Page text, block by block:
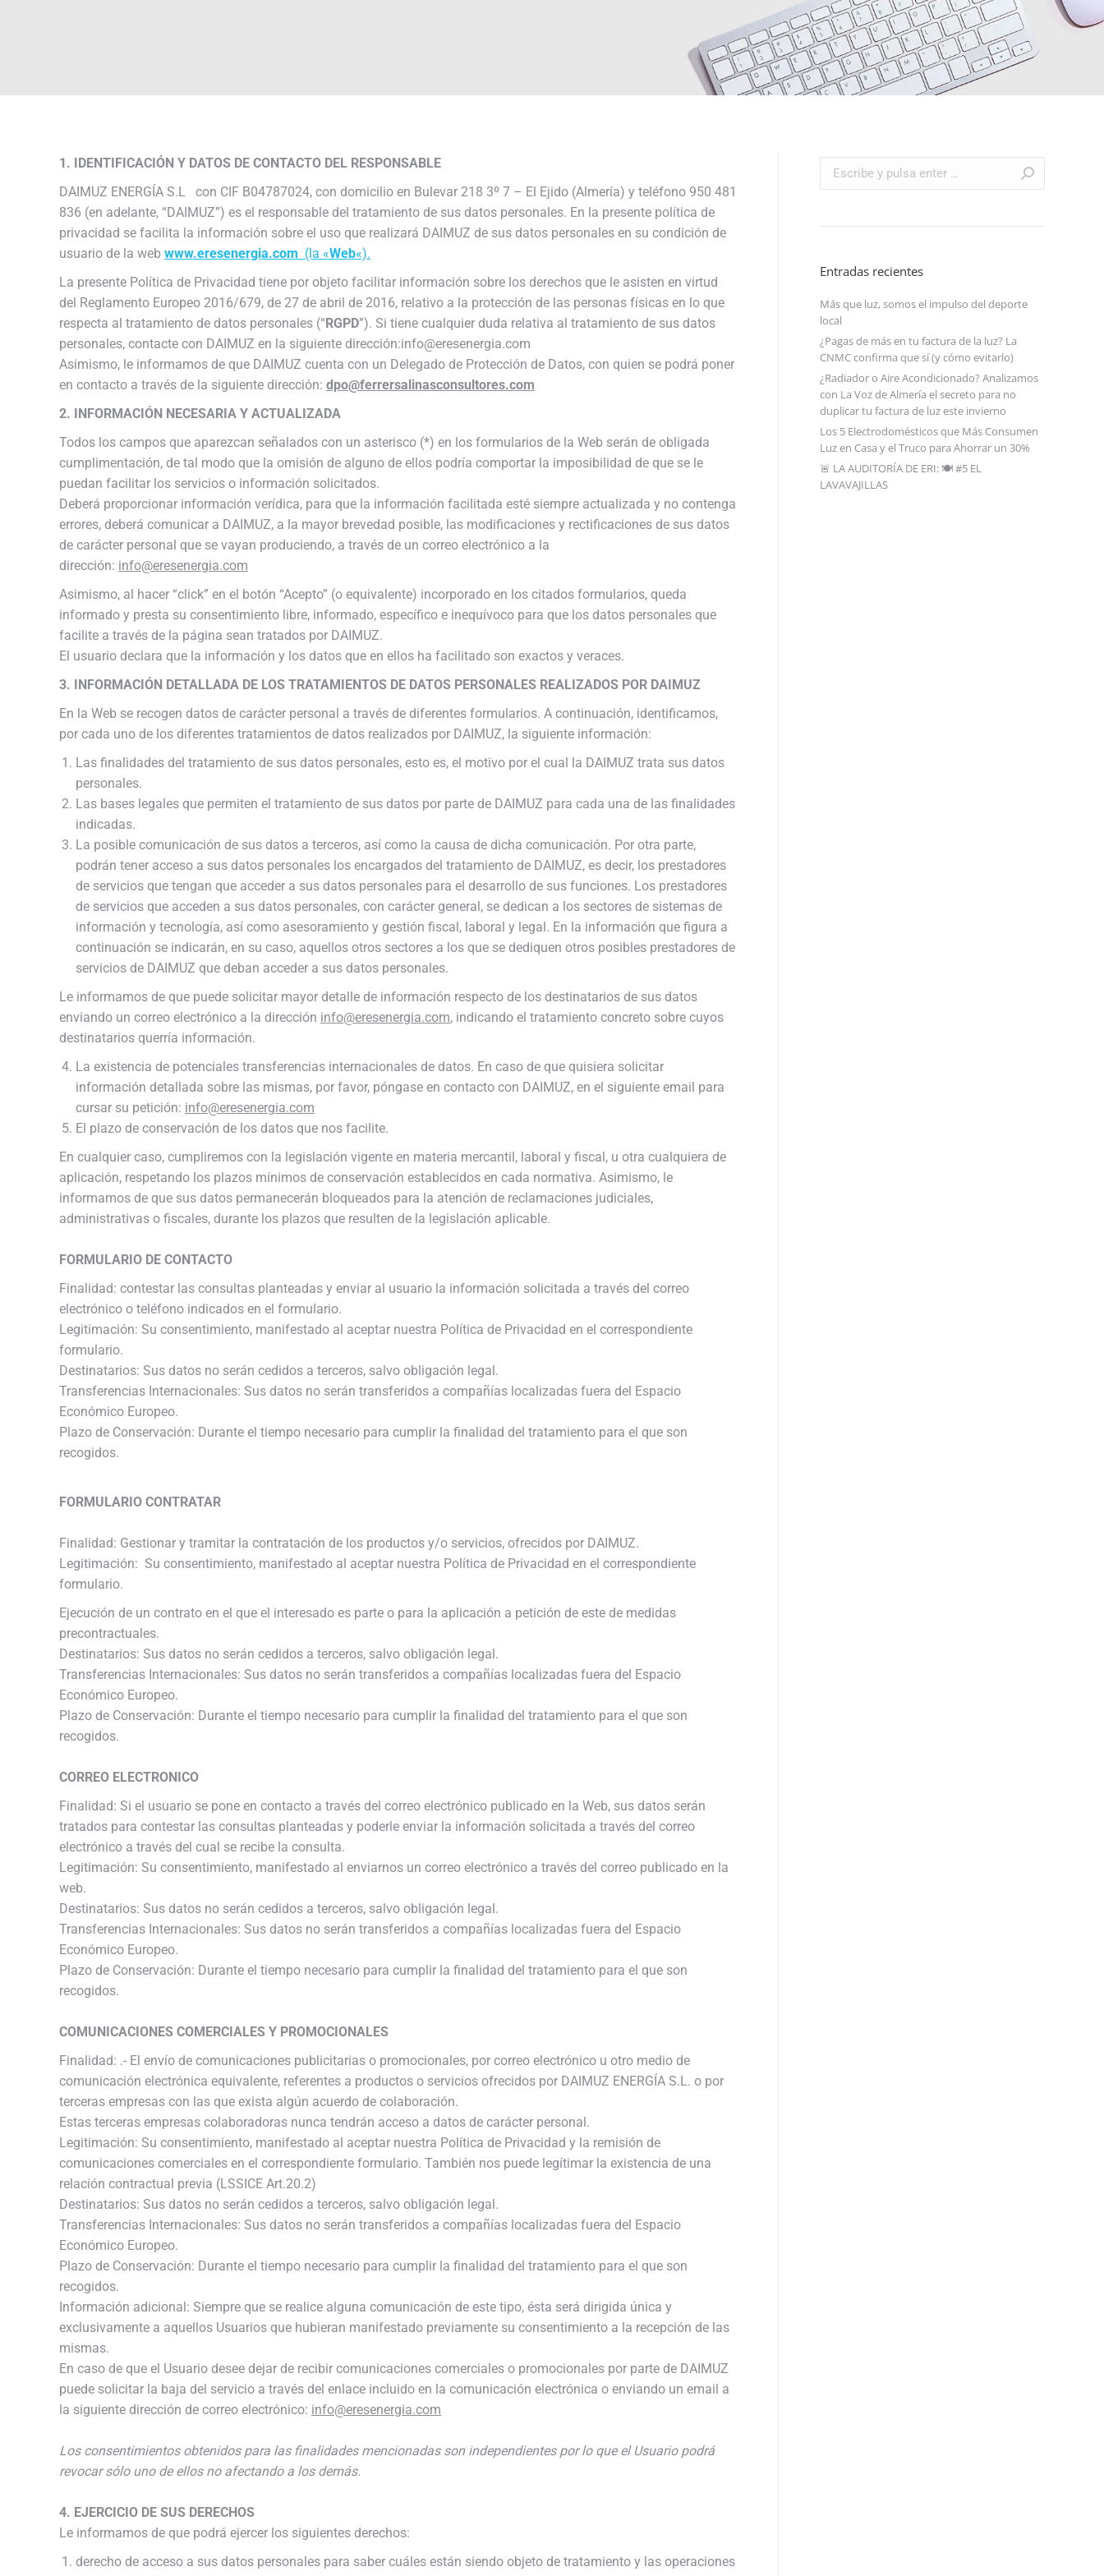
1. IDENTIFICACIÓN Y DATOS DE CONTACTO DEL RESPONSABLE
DAIMUZ ENERGÍA S.L con CIF B04787024, con domicilio en Bulevar 218 3º 7 – El Ejido (Almería) y teléfono 950 481
836 (en adelante, “DAIMUZ”) es el responsable del tratamiento de sus datos personales. En la presente política de
privacidad se facilita la información sobre el uso que realizará DAIMUZ de sus datos personales en su condición de
usuario de la web www.eresenergia.com (la «Web«).
La presente Política de Privacidad tiene por objeto facilitar información sobre los derechos que le asisten en virtud
del Reglamento Europeo 2016/679, de 27 de abril de 2016, relativo a la protección de las personas físicas en lo que
respecta al tratamiento de datos personales (“RGPD”). Si tiene cualquier duda relativa al tratamiento de sus datos
personales, contacte con DAIMUZ en la siguiente dirección:info@eresenergia.com
Asimismo, le informamos de que DAIMUZ cuenta con un Delegado de Protección de Datos, con quien se podrá poner
en contacto a través de la siguiente dirección: dpo@ferrersalinasconsultores.com
2. INFORMACIÓN NECESARIA Y ACTUALIZADA
Todos los campos que aparezcan señalados con un asterisco (*) en los formularios de la Web serán de obligada
cumplimentación, de tal modo que la omisión de alguno de ellos podría comportar la imposibilidad de que se le
puedan facilitar los servicios o información solicitados.
Deberá proporcionar información verídica, para que la información facilitada esté siempre actualizada y no contenga
errores, deberá comunicar a DAIMUZ, a la mayor brevedad posible, las modificaciones y rectificaciones de sus datos
de carácter personal que se vayan produciendo, a través de un correo electrónico a la
dirección: info@eresenergia.com
Asimismo, al hacer “click” en el botón “Acepto” (o equivalente) incorporado en los citados formularios, queda
informado y presta su consentimiento libre, informado, específico e inequívoco para que los datos personales que
facilite a través de la página sean tratados por DAIMUZ.
El usuario declara que la información y los datos que en ellos ha facilitado son exactos y veraces.
3. INFORMACIÓN DETALLADA DE LOS TRATAMIENTOS DE DATOS PERSONALES REALIZADOS POR DAIMUZ
En la Web se recogen datos de carácter personal a través de diferentes formularios. A continuación, identificamos,
por cada uno de los diferentes tratamientos de datos realizados por DAIMUZ, la siguiente información:
Las finalidades del tratamiento de sus datos personales, esto es, el motivo por el cual la DAIMUZ trata sus datos
personales.
Las bases legales que permiten el tratamiento de sus datos por parte de DAIMUZ para cada una de las finalidades
indicadas.
La posible comunicación de sus datos a terceros, así como la causa de dicha comunicación. Por otra parte,
podrán tener acceso a sus datos personales los encargados del tratamiento de DAIMUZ, es decir, los prestadores
de servicios que tengan que acceder a sus datos personales para el desarrollo de sus funciones. Los prestadores
de servicios que acceden a sus datos personales, con carácter general, se dedican a los sectores de sistemas de
información y tecnología, así como asesoramiento y gestión fiscal, laboral y legal. En la información que figura a
continuación se indicarán, en su caso, aquellos otros sectores a los que se dediquen otros posibles prestadores de
servicios de DAIMUZ que deban acceder a sus datos personales.
Le informamos de que puede solicitar mayor detalle de información respecto de los destinatarios de sus datos
enviando un correo electrónico a la dirección info@eresenergia.com, indicando el tratamiento concreto sobre cuyos
destinatarios querría información.
La existencia de potenciales transferencias internacionales de datos. En caso de que quisiera solicitar
información detallada sobre las mismas, por favor, póngase en contacto con DAIMUZ, en el siguiente email para
cursar su petición: info@eresenergia.com
El plazo de conservación de los datos que nos facilite.
En cualquier caso, cumpliremos con la legislación vigente en materia mercantil, laboral y fiscal, u otra cualquiera de
aplicación, respetando los plazos mínimos de conservación establecidos en cada normativa. Asimismo, le
informamos de que sus datos permanecerán bloqueados para la atención de reclamaciones judiciales,
administrativas o fiscales, durante los plazos que resulten de la legislación aplicable.
FORMULARIO DE CONTACTO
Finalidad: contestar las consultas planteadas y enviar al usuario la información solicitada a través del correo
electrónico o teléfono indicados en el formulario.
Legitimación: Su consentimiento, manifestado al aceptar nuestra Política de Privacidad en el correspondiente
formulario.
Destinatarios: Sus datos no serán cedidos a terceros, salvo obligación legal.
Transferencias Internacionales: Sus datos no serán transferidos a compañías localizadas fuera del Espacio
Económico Europeo.
Plazo de Conservación: Durante el tiempo necesario para cumplir la finalidad del tratamiento para el que son
recogidos.
FORMULARIO CONTRATAR
Finalidad: Gestionar y tramitar la contratación de los productos y/o servicios, ofrecidos por DAIMUZ.
Legitimación: Su consentimiento, manifestado al aceptar nuestra Política de Privacidad en el correspondiente
formulario.
Ejecución de un contrato en el que el interesado es parte o para la aplicación a petición de este de medidas
precontractuales.
Destinatarios: Sus datos no serán cedidos a terceros, salvo obligación legal.
Transferencias Internacionales: Sus datos no serán transferidos a compañías localizadas fuera del Espacio
Económico Europeo.
Plazo de Conservación: Durante el tiempo necesario para cumplir la finalidad del tratamiento para el que son
recogidos.
CORREO ELECTRONICO
Finalidad: Si el usuario se pone en contacto a través del correo electrónico publicado en la Web, sus datos serán
tratados para contestar las consultas planteadas y poderle enviar la información solicitada a través del correo
electrónico a través del cual se recibe la consulta.
Legitimación: Su consentimiento, manifestado al enviarnos un correo electrónico a través del correo publicado en la
web.
Destinatarios: Sus datos no serán cedidos a terceros, salvo obligación legal.
Transferencias Internacionales: Sus datos no serán transferidos a compañías localizadas fuera del Espacio
Económico Europeo.
Plazo de Conservación: Durante el tiempo necesario para cumplir la finalidad del tratamiento para el que son
recogidos.
COMUNICACIONES COMERCIALES Y PROMOCIONALES
Finalidad: .- El envío de comunicaciones publicitarias o promocionales, por correo electrónico u otro medio de
comunicación electrónica equivalente, referentes a productos o servicios ofrecidos por DAIMUZ ENERGÍA S.L. o por
terceras empresas con las que exista algún acuerdo de colaboración.
Estas terceras empresas colaboradoras nunca tendrán acceso a datos de carácter personal.
Legitimación: Su consentimiento, manifestado al aceptar nuestra Política de Privacidad y la remisión de
comunicaciones comerciales en el correspondiente formulario. También nos puede legítimar la existencia de una
relación contractual previa (LSSICE Art.20.2)
Destinatarios: Sus datos no serán cedidos a terceros, salvo obligación legal.
Transferencias Internacionales: Sus datos no serán transferidos a compañías localizadas fuera del Espacio
Económico Europeo.
Plazo de Conservación: Durante el tiempo necesario para cumplir la finalidad del tratamiento para el que son
recogidos.
Información adicional: Siempre que se realice alguna comunicación de este tipo, ésta será dirigida única y
exclusivamente a aquellos Usuarios que hubieran manifestado previamente su consentimiento a la recepción de las
mismas.
En caso de que el Usuario desee dejar de recibir comunicaciones comerciales o promocionales por parte de DAIMUZ
puede solicitar la baja del servicio a través del enlace incluido en la comunicación electrónica o enviando un email a
la siguiente dirección de correo electrónico: info@eresenergia.com
Los consentimientos obtenidos para las finalidades mencionadas son independientes por lo que el Usuario podrá
revocar sólo uno de ellos no afectando a los demás.
4. EJERCICIO DE SUS DERECHOS
Le informamos de que podrá ejercer los siguientes derechos:
derecho de acceso a sus datos personales para saber cuáles están siendo objeto de tratamiento y las operaciones
Entradas recientes
Más que luz, somos el impulso del deporte
local
¿Pagas de más en tu factura de la luz? La
CNMC confirma que sí (y cómo evitarlo)
¿Radiador o Aire Acondicionado? Analizamos
con La Voz de Almería el secreto para no
duplicar tu factura de luz este invierno
Los 5 Electrodomésticos que Más Consumen
Luz en Casa y el Truco para Ahorrar un 30%
🚨 LA AUDITORÍA DE ERI: 🍽️ #5 EL
LAVAVAJILLAS